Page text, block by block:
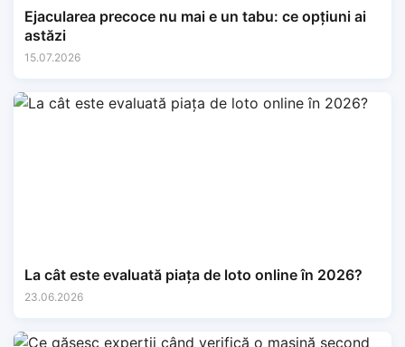
Ejacularea precoce nu mai e un tabu: ce opțiuni ai
astăzi
15.07.2026
La cât este evaluată piața de loto online în 2026?
23.06.2026